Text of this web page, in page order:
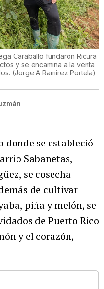
Caraballo fundaron Ricura
y se encamina a la venta
(Jorge A Ramirez Portela)
donde se estableció
Sabanetas,
se cosecha
de cultivar
piña y melón, se
de Puerto Rico
y el corazón,